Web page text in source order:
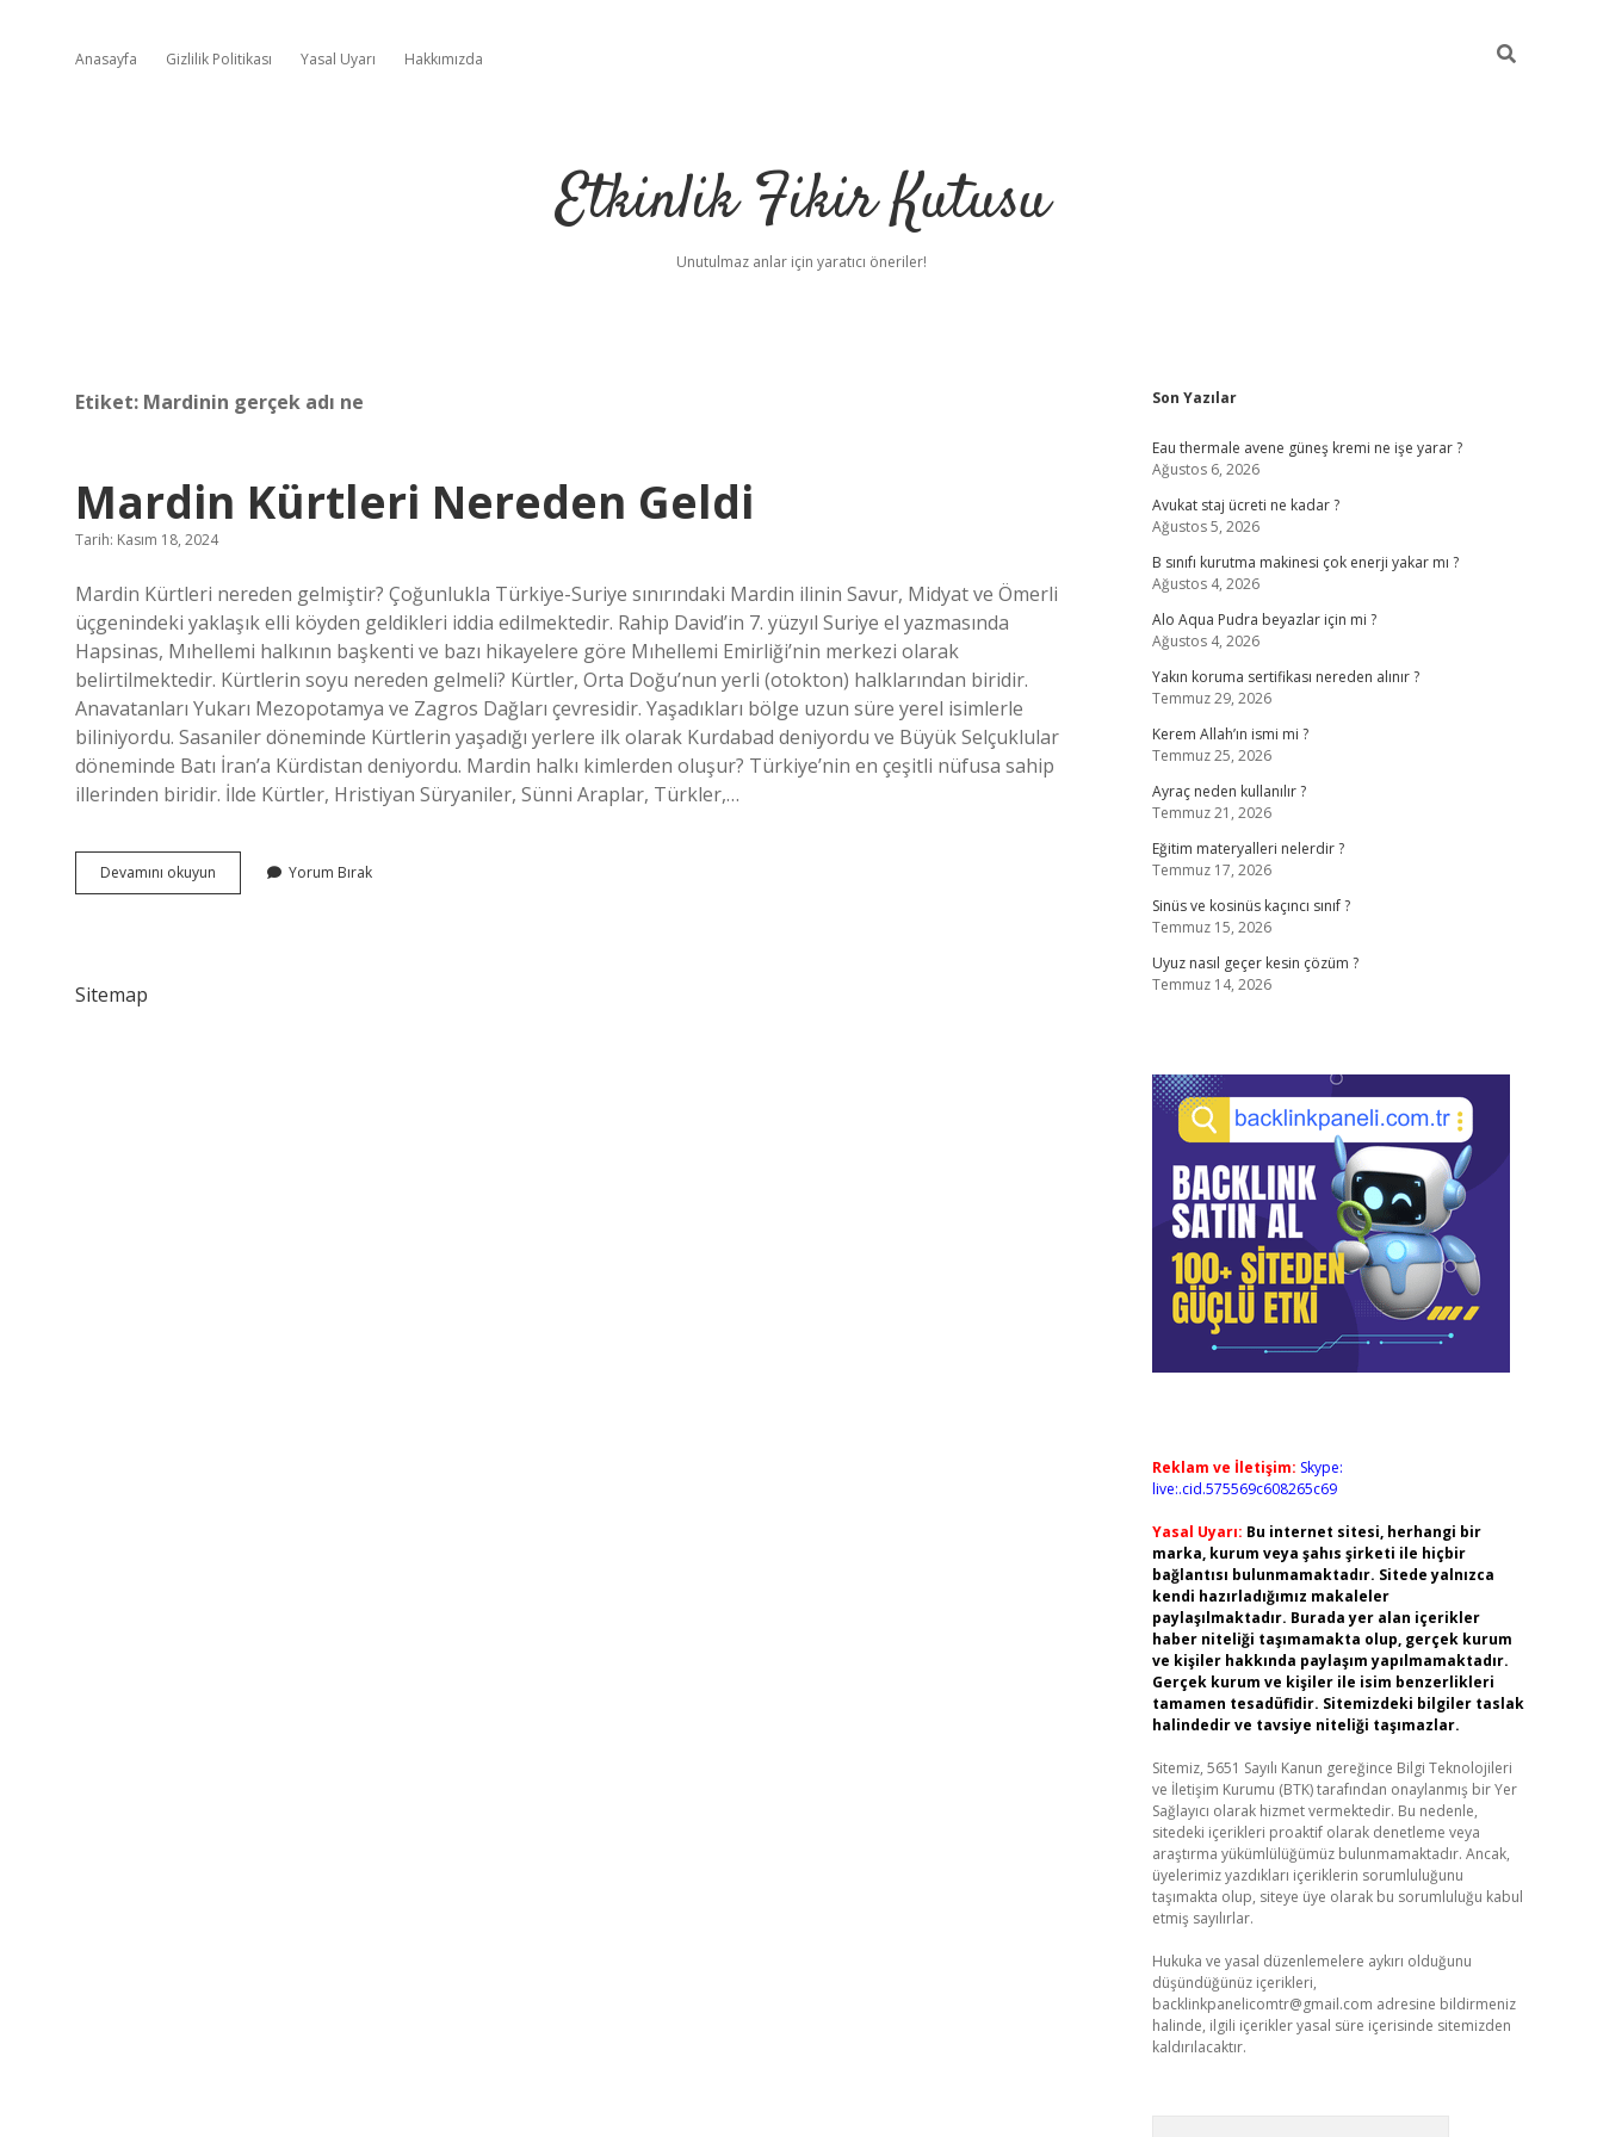
Anasayfa Gizlilik Politikası Yasal Uyarı Hakkımızda
Etkinlik Fikir Kutusu
Unutulmaz anlar için yaratıcı öneriler!
Etiket: Mardinin gerçek adı ne
Mardin Kürtleri Nereden Geldi
Tarih: Kasım 18, 2024
Mardin Kürtleri nereden gelmiştir? Çoğunlukla Türkiye-Suriye sınırındaki Mardin ilinin Savur, Midyat ve Ömerli
üçgenindeki yaklaşık elli köyden geldikleri iddia edilmektedir. Rahip David’in 7. yüzyıl Suriye el yazmasında
Hapsinas, Mıhellemi halkının başkenti ve bazı hikayelere göre Mıhellemi Emirliği’nin merkezi olarak
belirtilmektedir. Kürtlerin soyu nereden gelmeli? Kürtler, Orta Doğu’nun yerli (otokton) halklarından biridir.
Anavatanları Yukarı Mezopotamya ve Zagros Dağları çevresidir. Yaşadıkları bölge uzun süre yerel isimlerle
biliniyordu. Sasaniler döneminde Kürtlerin yaşadığı yerlere ilk olarak Kurdabad deniyordu ve Büyük Selçuklular
döneminde Batı İran’a Kürdistan deniyordu. Mardin halkı kimlerden oluşur? Türkiye’nin en çeşitli nüfusa sahip
illerinden biridir. İlde Kürtler, Hristiyan Süryaniler, Sünni Araplar, Türkler,…
Devamını okuyun
Kürtleri
Yorum Bırak
Sitemap
Sidebar
Son Yazılar
Eau thermale avene güneş kremi ne işe yarar ?
Ağustos 6, 2026
Avukat staj ücreti ne kadar ?
Ağustos 5, 2026
B sınıfı kurutma makinesi çok enerji yakar mı ?
Ağustos 4, 2026
Alo Aqua Pudra beyazlar için mi ?
Ağustos 4, 2026
Yakın koruma sertifikası nereden alınır ?
Temmuz 29, 2026
Kerem Allah’ın ismi mi ?
Temmuz 25, 2026
Ayraç neden kullanılır ?
Temmuz 21, 2026
Eğitim materyalleri nelerdir ?
Temmuz 17, 2026
Sinüs ve kosinüs kaçıncı sınıf ?
Temmuz 15, 2026
Uyuz nasıl geçer kesin çözüm ?
Temmuz 14, 2026
Reklam ve İletişim: Skype:
live:.cid.575569c608265c69
Yasal Uyarı: Bu internet sitesi, herhangi bir
marka, kurum veya şahıs şirketi ile hiçbir
bağlantısı bulunmamaktadır. Sitede yalnızca
kendi hazırladığımız makaleler
paylaşılmaktadır. Burada yer alan içerikler
haber niteliği taşımamakta olup, gerçek kurum
ve kişiler hakkında paylaşım yapılmamaktadır.
Gerçek kurum ve kişiler ile isim benzerlikleri
tamamen tesadüfidir. Sitemizdeki bilgiler taslak
halindedir ve tavsiye niteliği taşımazlar.
Sitemiz, 5651 Sayılı Kanun gereğince Bilgi Teknolojileri
ve İletişim Kurumu (BTK) tarafından onaylanmış bir Yer
Sağlayıcı olarak hizmet vermektedir. Bu nedenle,
sitedeki içerikleri proaktif olarak denetleme veya
araştırma yükümlülüğümüz bulunmamaktadır. Ancak,
üyelerimiz yazdıkları içeriklerin sorumluluğunu
taşımakta olup, siteye üye olarak bu sorumluluğu kabul
etmiş sayılırlar.
Hukuka ve yasal düzenlemelere aykırı olduğunu
düşündüğünüz içerikleri,
backlinkpanelicomtr@gmail.com adresine bildirmeniz
halinde, ilgili içerikler yasal süre içerisinde sitemizden
kaldırılacaktır.